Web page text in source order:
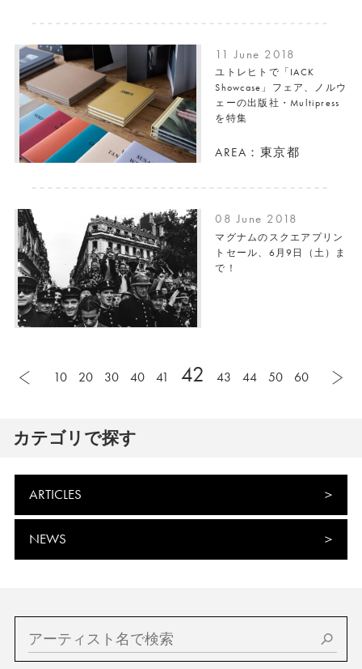
11 June 2018
ユトレヒトで「IACK
Showcase」フェア、ノルウ
ェーの出版社・Multipress
を特集
AREA：東京都
08 June 2018
マグナムのスクエアプリン
トセール、6月9日（土）ま
で！
10 20 30 40 41 42 43 44 50 60
カテゴリで探す
ARTICLES
NEWS